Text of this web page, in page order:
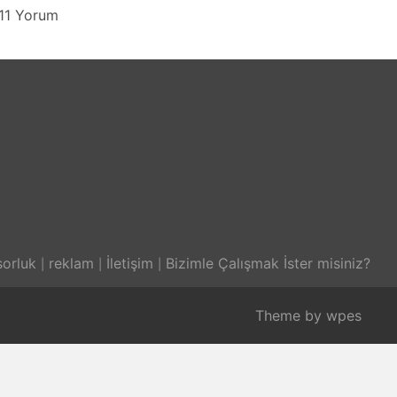
11 Yorum
reklam İletişim Bizimle Çalışmak İster misiniz?
Theme by wpes